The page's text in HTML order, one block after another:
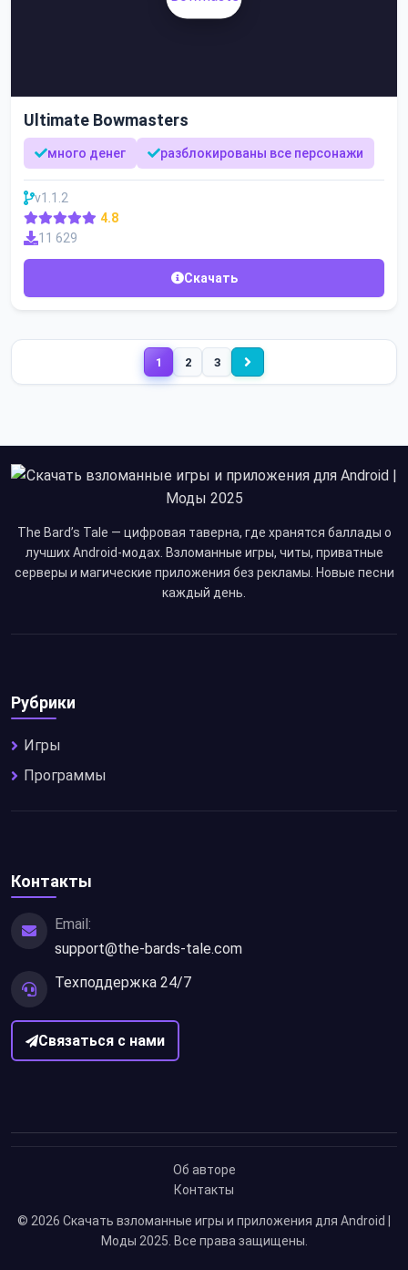
Ultimate Bowmasters
много денег разблокированы все персонажи
v1.1.2
4.8
11 629
Скачать
1 2 3
The Bard’s Tale — цифровая таверна, где хранятся баллады о
лучших Android-модах. Взломанные игры, читы, приватные
серверы и магические приложения без рекламы. Новые песни
каждый день.
Рубрики
Игры
Программы
Контакты
Email:
support@the-bards-tale.com
Техподдержка 24/7
Связаться с нами
Об авторе
Контакты
© 2026 Скачать взломанные игры и приложения для Android |
Моды 2025. Все права защищены.